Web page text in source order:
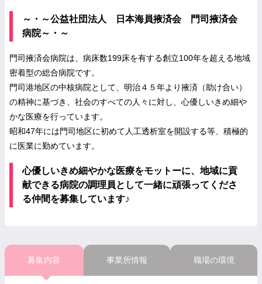
～・～公益社団法人 日本海員掖済会 門司掖済会
病院～・～
門司掖済会病院は、病床数199床を有する創立100年を超える地域
密着型の総合病院です。
門司港地区の中核病院として、明治４５年より掖済（助け合い）
の精神に基づき、社会のすべての人々に対し、心優しいきめ細や
かな医療を行っています。
昭和47年には門司地区に初めて人工透析室を開設する等、積極的
に医業に勤めています。
心優しいきめ細やかな医療をモットーに、地域に貢
献できる病院の調理員として一緒に頑張ってくださ
る仲間を募集しています♪
募集内容 事業所情報 職場の環境